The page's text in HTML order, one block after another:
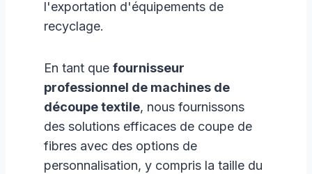
l'exportation d'équipements de
recyclage.
En tant que fournisseur
professionnel de machines de
découpe textile, nous fournissons
des solutions efficaces de coupe de
fibres avec des options de
personnalisation, y compris la taille du